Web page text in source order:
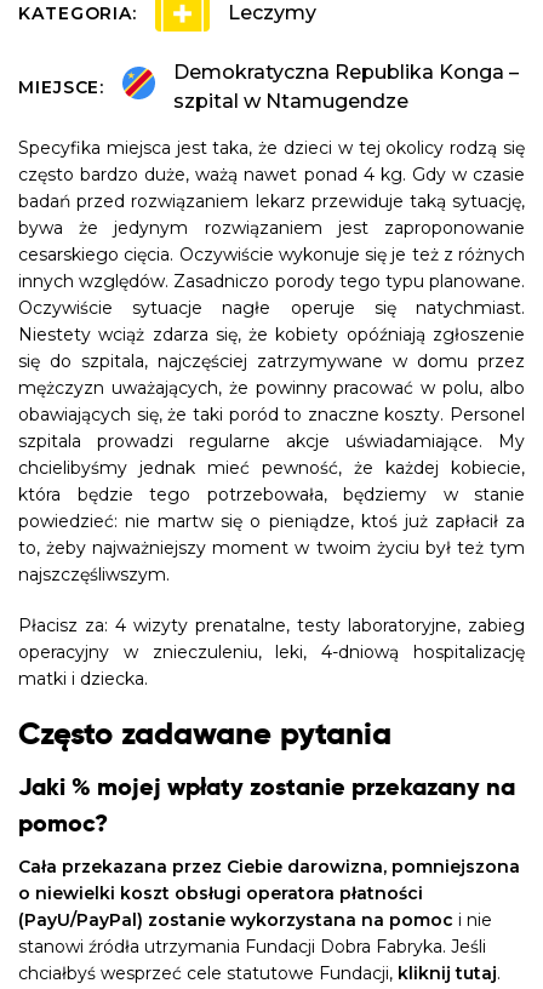
KATEGORIA: Leczymy
MIEJSCE:
Demokratyczna Republika Konga –
szpital w Ntamugendze
Specyfika miejsca jest taka, że dzieci w tej okolicy rodzą się
często bardzo duże, ważą nawet ponad 4 kg. Gdy w czasie
badań przed rozwiązaniem lekarz przewiduje taką sytuację,
bywa że jedynym rozwiązaniem jest zaproponowanie
cesarskiego cięcia. Oczywiście wykonuje się je też z różnych
innych względów. Zasadniczo porody tego typu planowane.
Oczywiście sytuacje nagłe operuje się natychmiast.
Niestety wciąż zdarza się, że kobiety opóźniają zgłoszenie
się do szpitala, najczęściej zatrzymywane w domu przez
mężczyzn uważających, że powinny pracować w polu, albo
obawiających się, że taki poród to znaczne koszty. Personel
szpitala prowadzi regularne akcje uświadamiające. My
chcielibyśmy jednak mieć pewność, że każdej kobiecie,
która będzie tego potrzebowała, będziemy w stanie
powiedzieć: nie martw się o pieniądze, ktoś już zapłacił za
to, żeby najważniejszy moment w twoim życiu był też tym
najszczęśliwszym.
Płacisz za: 4 wizyty prenatalne, testy laboratoryjne, zabieg
operacyjny w znieczuleniu, leki, 4-dniową hospitalizację
matki i dziecka.
Często zadawane pytania
Jaki % mojej wpłaty zostanie przekazany na
pomoc?
Cała przekazana przez Ciebie darowizna, pomniejszona
o niewielki koszt obsługi operatora płatności
(PayU/PayPal) zostanie wykorzystana na pomoc i nie
stanowi źródła utrzymania Fundacji Dobra Fabryka. Jeśli
chciałbyś wesprzeć cele statutowe Fundacji, kliknij tutaj.